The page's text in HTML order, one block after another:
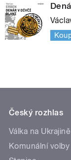
Český rozhlas
Válka na Ukrajině
Komunální volby